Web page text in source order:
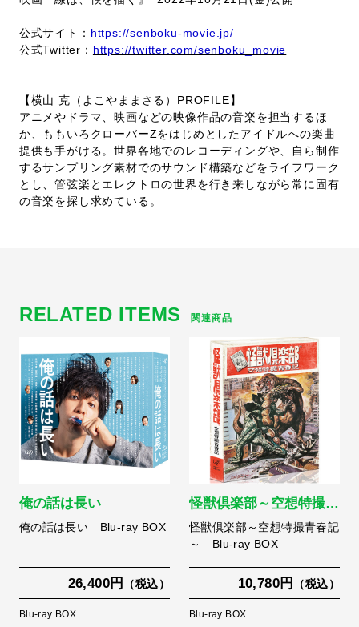
公式サイト： https://senboku-movie.jp/
公式Twitter： https://twitter.com/senboku_movie
【横山 克（よこやままさる）PROFILE】
アニメやドラマ、映画などの映像作品の音楽を担当するほ
か、ももいろクローバーZをはじめとしたアイドルへの楽曲
提供も手がける。世界各地でのレコーディングや、自ら制作
するサンプリング素材でのサウンド構築などをライフワーク
とし、管弦楽とエレクトロの世界を行き来しながら常に固有
の音楽を探し求めている。
RELATED ITEMS 関連商品
俺の話は長い
俺の話は長い Blu-ray BOX
26,400円 （税込）
Blu-ray BOX
怪獣倶楽部～空想特撮…
怪獣倶楽部～空想特撮青春記
～ Blu-ray BOX
10,780円 （税込）
Blu-ray BOX